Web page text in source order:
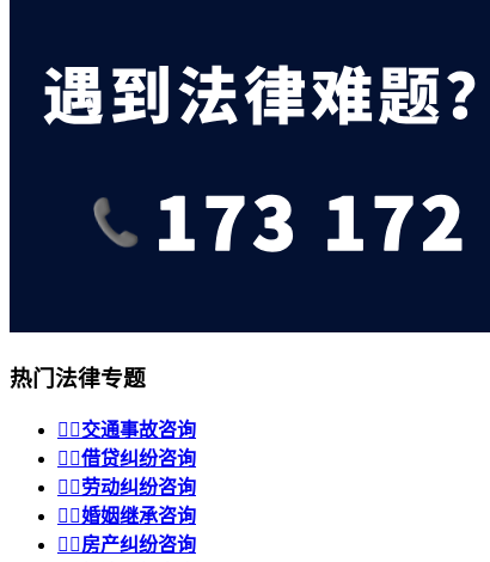
热门法律专题
 交通事故咨询
 借贷纠纷咨询
 劳动纠纷咨询
 婚姻继承咨询
 房产纠纷咨询